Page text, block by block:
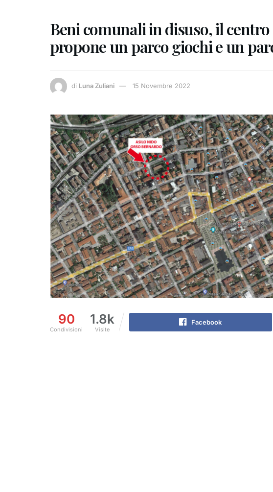
Beni comunali in disuso, il
propone un parco giochi e un
di Luna Zuliani 15 Novembre 2022
90
Condivisioni
1.8k
Visite
Facebook